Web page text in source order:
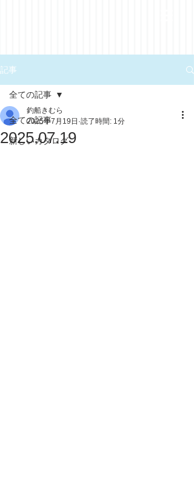
記事
全ての記事
新しいカタログ
全ての記事
2025.07.19
釣船きむら
2025年7月19日 読了時間: 1分